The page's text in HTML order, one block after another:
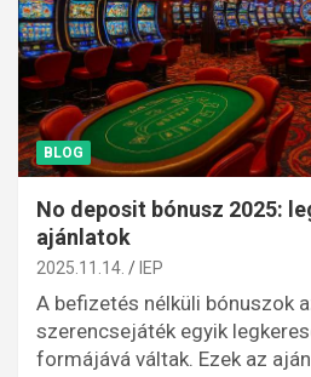
BLOG
No deposit bónusz 2025:
ajánlatok
2025.11.14. IEP
A befizetés nélküli bónuszok
szerencsejáték egyik
formájává váltak. Ezek az